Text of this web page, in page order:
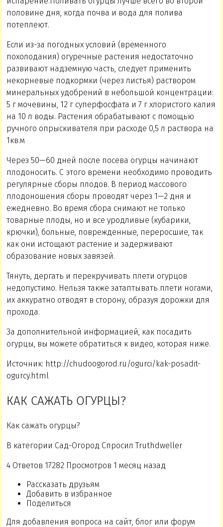
половине дня, когда почва и вода для полива
потеплеют.
Если из-за погодных условий (временного
похолодания) огуречные растения недостаточно
развивают надземную часть, следует применить
некорневые подкормки (через листья) раствором
минеральных удобрений в небольшой концентрации:
5 г мочевины, 12 г суперфосфата и 7 г хлористого калия
на 10 л воды. Растения обрабатывают с помощью
ручного опрыскивателя при расходе 0,5 л раствора на
1кв.м
Через 50—60 дней после посева огурцы начинают
плодоносить. С этого времени необходимо проводить
регулярные сборы плодов. В период массового
плодоношения сборы проводят через 1—2 дня и
ежедневно. Во время сбора снимают не только
товарные плоды, но и все уродливые (кубарики,
крючки), больные, поврежденные, переросшие, так
как они истощают растение и задерживают
образование новых завязей.
Тянуть, дергать и перекручивать плети огурцов
недопустимо. Нельзя также затаптывать плети ногами,
их аккуратно отводят в сторону, образуя дорожки для
прохода.
За дополнительной информацией, как посадить
огурцы, вы можете обратиться к видео, которая ниже.
Источник: http://chudoogorod.ru/ogurci/kak-posadit-
ogurcy.html
КАК САЖАТЬ ОГУРЦЫ?
Как сажать огурцы?
В категории Сад-Огород Спросил Truthdweller
4 Ответов 17282 Просмотров 1 месяц назад
Рассказать друзьям
Добавить в избранное
Поделиться
Для добавления вопроса на сайт, блог или форум